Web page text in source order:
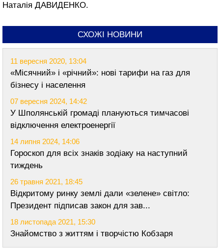
Наталія ДАВИДЕНКО.
СХОЖІ НОВИНИ
11 вересня 2020, 13:04
«Місячний» і «річний»: нові тарифи на газ для
бізнесу і населення
07 вересня 2024, 14:42
У Шполянській громаді плануються тимчасові
відключення електроенергії
14 липня 2024, 14:06
Гороскоп для всіх знаків зодіаку на наступний
тиждень
26 травня 2021, 18:45
Відкритому ринку землі дали «зелене» світло:
Президент підписав закон для зав...
18 листопада 2021, 15:30
Знайомство з життям і творчістю Кобзаря